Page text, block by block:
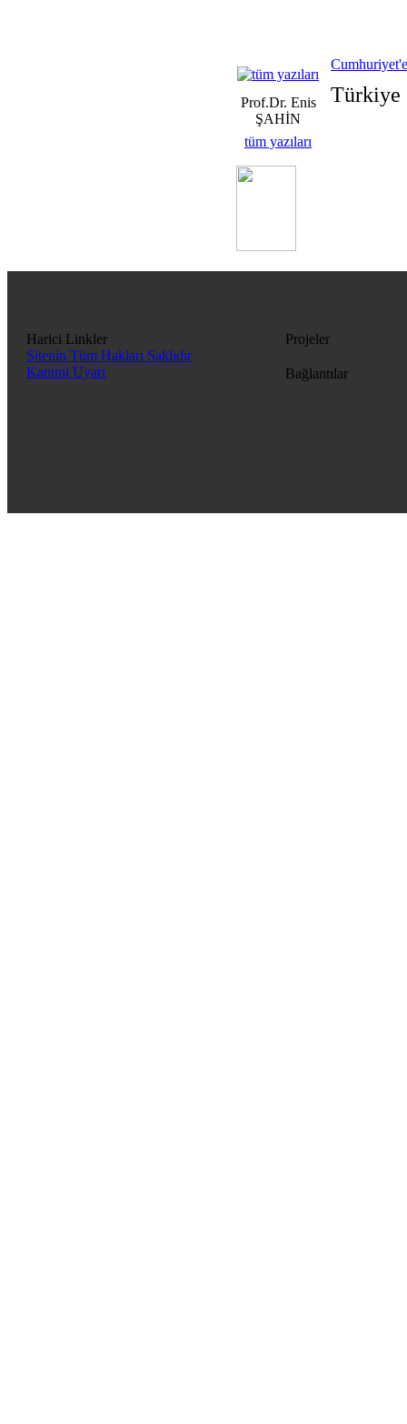
Prof.Dr. Enis
ŞAHİN
tüm yazıları
Türkiye
Harici Linkler
Sitenin Tüm Hakları Saklıdır
Kanuni Uyarı
Projeler
Bağlantılar